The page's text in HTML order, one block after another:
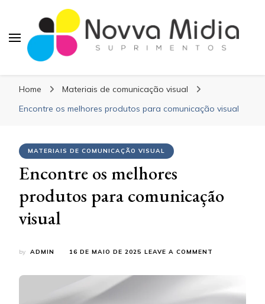
Suprimentos
Home
Materiais de comunicação visual
Encontre os melhores produtos para comunicação visual
MATERIAIS DE COMUNICAÇÃO VISUAL
Encontre os melhores
produtos para comunicação
visual
by ADMIN 16 DE MAIO DE 2025 LEAVE A COMMENT
PRODUTOS